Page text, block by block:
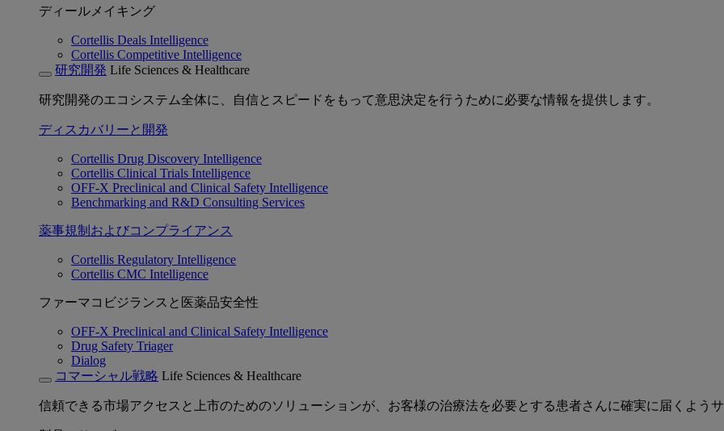
ディールメイキング
Cortellis Deals Intelligence
Cortellis Competitive Intelligence
研究開発 Life Sciences & Healthcare
研究開発のエコシステム全体に、自信とスピードをもって意思決定を行うために必要な情報を提供します。
ディスカバリーと開発
Cortellis Drug Discovery Intelligence
Cortellis Clinical Trials Intelligence
OFF-X Preclinical and Clinical Safety Intelligence
Benchmarking and R&D Consulting Services
薬事規制およびコンプライアンス
Cortellis Regulatory Intelligence
Cortellis CMC Intelligence
ファーマコビジランスと医薬品安全性
OFF-X Preclinical and Clinical Safety Intelligence
Drug Safety Triager
Dialog
コマーシャル戦略 Life Sciences & Healthcare
信頼できる市場アクセスと上市のためのソリューションが、お客様の治療法を必要とする患者さんに確実に届くようサ